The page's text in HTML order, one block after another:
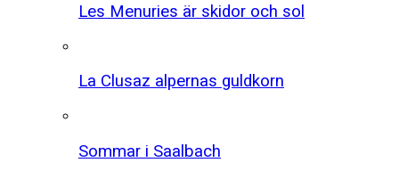
Les Menuries är skidor och sol
La Clusaz alpernas guldkorn
Sommar i Saalbach